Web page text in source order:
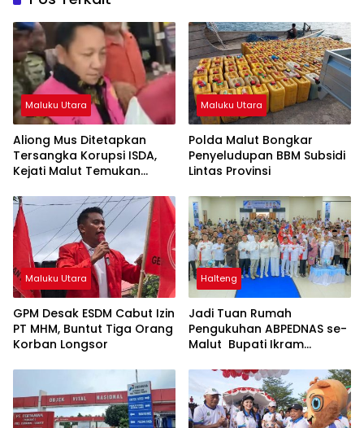
Maluku Utara
Aliong Mus Ditetapkan
Tersangka Korupsi ISDA,
Kejati Malut Temukan
Maluku Utara
Polda Malut Bongkar
Penyeludupan BBM Subsidi
Lintas Provinsi
Maluku Utara
GPM Desak ESDM Cabut Izin
PT MHM, Buntut Tiga Orang
Korban Longsor
Halteng
Jadi Tuan Rumah
Pengukuhan ABPEDNAS se-
Malut Bupati Ikram
Kelola dan Pengawasan
Desa